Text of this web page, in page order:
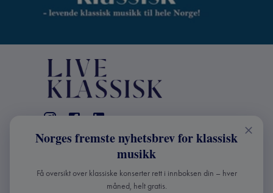
KONTAKT
Live Klassisk: +47 98670803
info@liveklassisk.no
Norges fremste nyhetsbrev for klassisk
musikk
Få oversikt over klassiske konserter rett i innboksen din – hver
måned, helt gratis.